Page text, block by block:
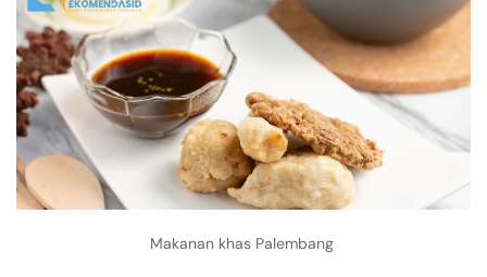
Makanan khas Palembang